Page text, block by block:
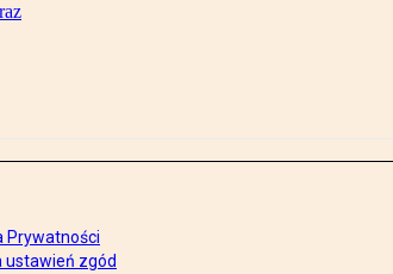
Prywatności
ustawień zgód